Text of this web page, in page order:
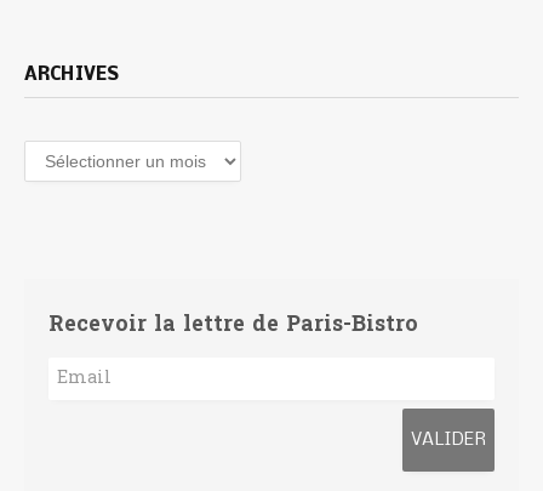
ARCHIVES
Archives
Recevoir la lettre de Paris-Bistro